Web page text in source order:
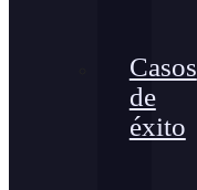
Casos
de
éxito